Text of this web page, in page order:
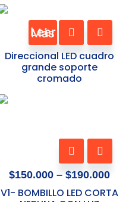
pueden
elegir
en
la
Leer Más
Direccional LED cuadro
grande soporte
cromado
Este
producto
tiene
$150.000 – $190.000
V1- BOMBILLO LED CORTA